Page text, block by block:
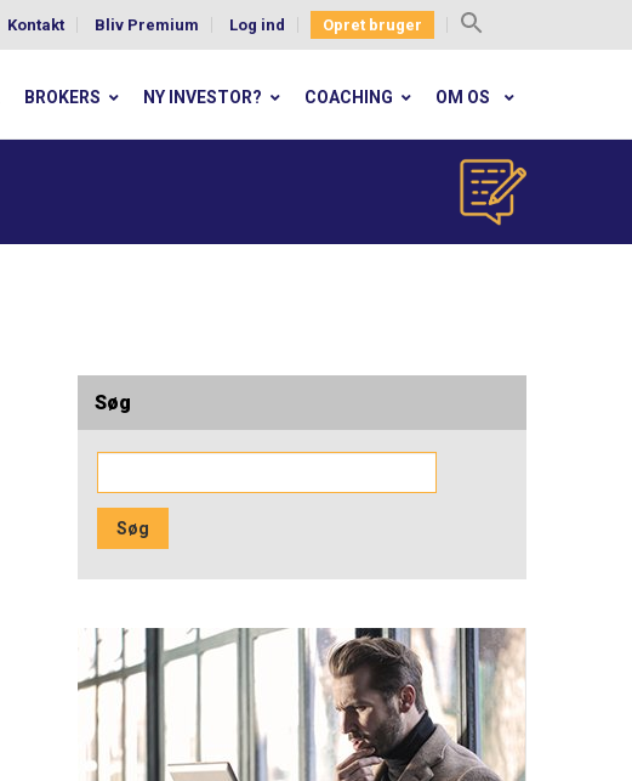
Kontakt Bliv Premium Log ind Opret bruger
BROKERS NY INVESTOR? COACHING OM OS
Søg